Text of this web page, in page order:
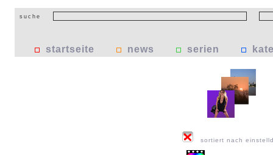
suche
startseite news serien
sortiert nach